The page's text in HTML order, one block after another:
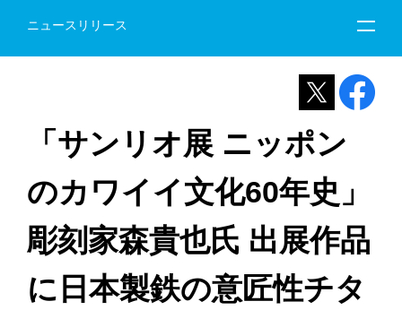
ニュースリリース
「サンリオ展 ニッポン
のカワイイ文化60年史」
彫刻家森貴也氏 出展作品
に日本製鉄の意匠性チタ